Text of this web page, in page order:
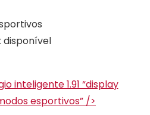
disponível
inteligente 1.91 “display
esportivos” />